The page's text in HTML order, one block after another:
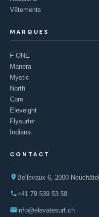
Vêtements
MARQUES
F-ONE
Manera
Mystic
North
Core
Eleveight
Flysurfer
Indiana
CONTACT
Bellevaux 6, 2000
+41 79 539 53 58
info@elevatesurf.ch